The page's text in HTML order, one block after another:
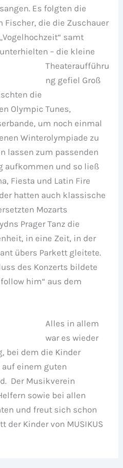
Es folgten die
Fischer, die die Zuschauer
samt
– die kleine
Theateraufführu
ng gefiel Groß
die
Olympic Tunes,
um noch einmal
Winterolympiade zu
lassen zum passenden
aufkommen und so ließ
Fiesta und Latin Fire
hatten auch klassische
Mozarts
Prager Tanz die
in eine Zeit, in der
übers Parkett gleitete.
des Konzerts bildete
him“ aus dem
Alles in allem
war es wieder
bei dem die Kinder
auf einem guten
Der Musikverein
sowie bei allen
und freut sich schon
der Kinder von MUSIKUS